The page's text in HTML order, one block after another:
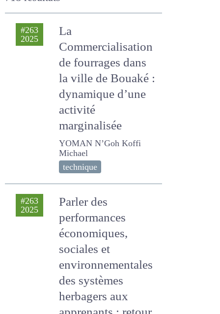
718 résultats
#263
La
Commercialisation
de fourrages dans
la ville de Bouaké :
dynamique d’une
activité
marginalisée
YOMAN N’Goh Koffi
Michael
technique
#263
Parler des
performances
économiques,
sociales et
environnementales
des systèmes
herbagers aux